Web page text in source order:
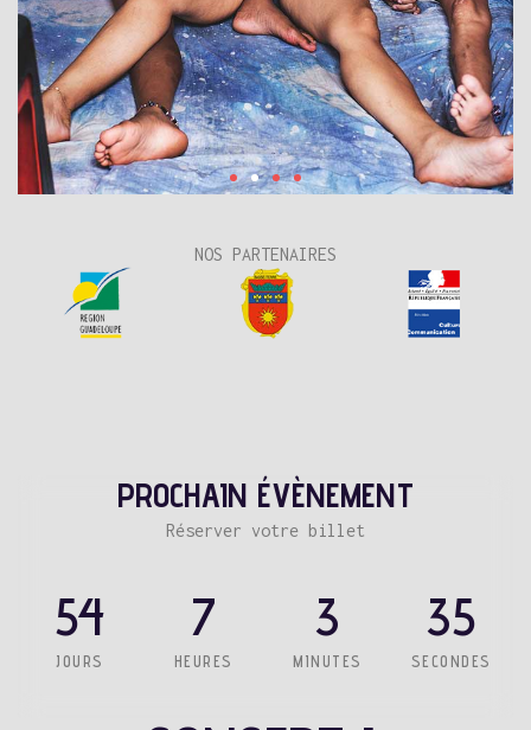
le pouvoir
de la
| Les
Gamal
NOS PARTENAIRES
PROCHAIN ÉVÈNEMENT
Réserver votre billet
54
JOURS
7
HEURES
3
MINUTES
33
SECONDES